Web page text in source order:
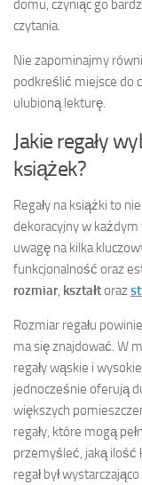
domu, czyniąc go
czytania.
Nie zapominajmy
podkreślić miejsce do
ulubioną lekturę.
Jakie regały
książek?
Regały na książki to
dekoracyjny w
uwagę na kilka
funkcjonalność oraz
rozmiar, kształtoraz
Rozmiar regału
ma się znajdować. W
regały wąskie i
jednocześnie oferują
większych
regały, które mogą
przemyśleć, jaką ilość
regał był